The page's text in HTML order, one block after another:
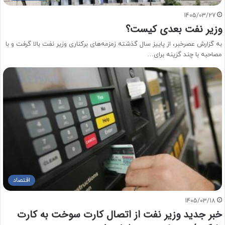
1405/03/27
وزیر نفت بعدی کیست؟
به گزارش عصرخبر، از پاییز سال گذشته زمزمه‌های برکناری وزیر نفت بالا گرفت و با
مصاحبه با چند گزینه برای…
اقتصاد
1405/03/18
خبر جدید وزیر نفت از اتصال کارت سوخت به کارت